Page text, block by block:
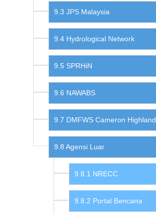
JPS Malaysia
Hydrological Network
SPRHiN
NAWABS
DMFWS Cameron Highland
Agensi Luar
NRECC
Portal Bencana